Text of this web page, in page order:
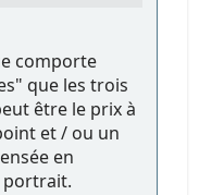
comporte
que les trois
être le prix à
et / ou un
en
portrait.